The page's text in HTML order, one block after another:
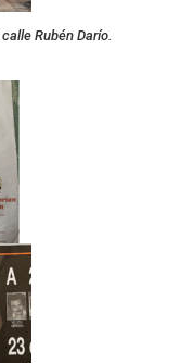
Rubén Darío.